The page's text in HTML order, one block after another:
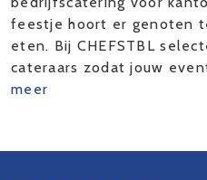
feestje hoort er genoten
eten. Bij CHEFSTBL
cateraars zodat jouw
meer